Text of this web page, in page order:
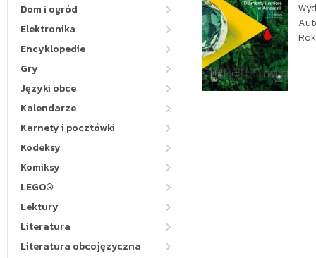
Dom i ogród
Elektronika
Encyklopedie
Gry
Języki obce
Kalendarze
Karnety i pocztówki
Kodeksy
Komiksy
LEGO®
Lektury
Literatura
Literatura obcojęzyczna